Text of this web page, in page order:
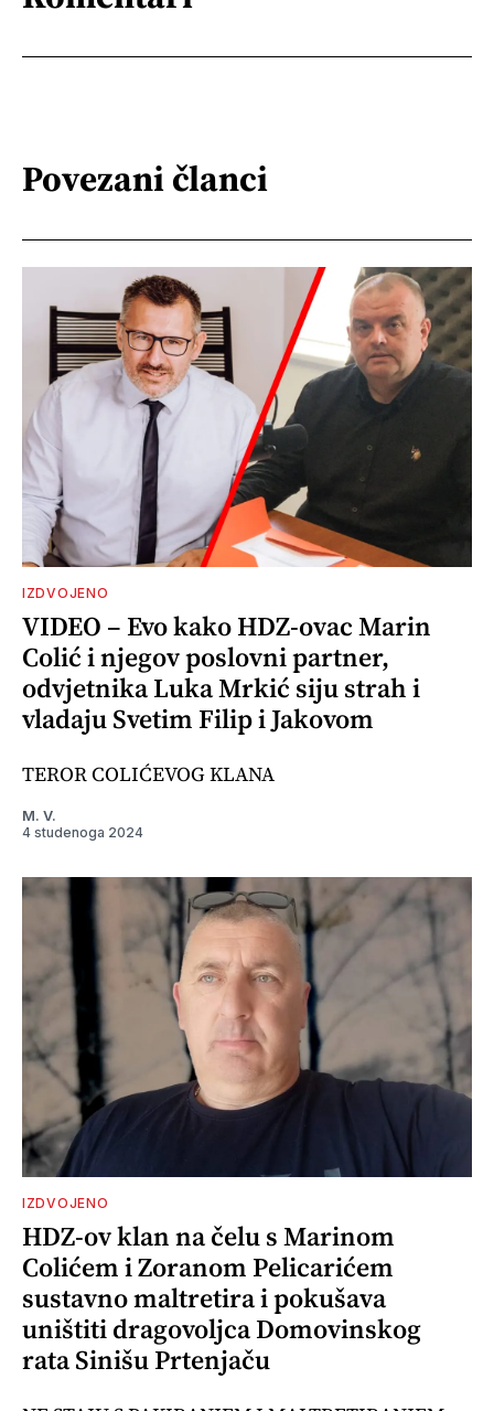
Povezani članci
IZDVOJENO
VIDEO – Evo kako HDZ-ovac Marin
Colić i njegov poslovni partner,
odvjetnika Luka Mrkić siju strah i
vladaju Svetim Filip i Jakovom
TEROR COLIĆEVOG KLANA
M. V.
4 studenoga 2024
IZDVOJENO
HDZ-ov klan na čelu s Marinom
Colićem i Zoranom Pelicarićem
sustavno maltretira i pokušava
uništiti dragovoljca Domovinskog
rata Sinišu Prtenjaču